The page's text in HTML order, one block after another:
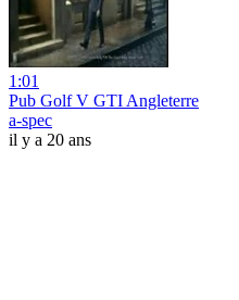
1:01
Pub Golf V GTI Angleterre
a-spec
il y a 20 ans